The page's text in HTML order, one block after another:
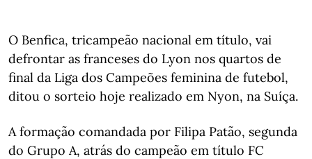
O Benfica, tricampeão nacional em título, vai
defrontar as franceses do Lyon nos quartos de
final da Liga dos Campeões feminina de futebol,
ditou o sorteio hoje realizado em Nyon, na Suíça.
A formação comandada por Filipa Patão, segunda
do Grupo A, atrás do campeão em título FC